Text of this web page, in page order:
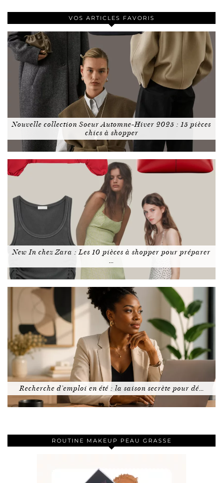
VOS ARTICLES FAVORIS
Nouvelle collection Soeur Automne-Hiver 2025 : 15 pièces
chics à shopper
New In chez Zara : Les 10 pièces à shopper pour préparer
…
Recherche d’emploi en été : la saison secrète pour dé…
ROUTINE MAKEUP PEAU GRASSE